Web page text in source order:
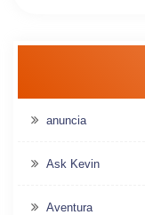
anuncia
Ask Kevin
Aventura